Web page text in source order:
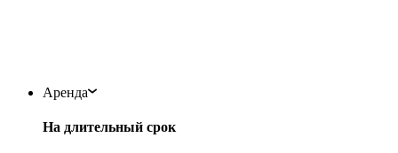
Аренда
На длительный срок